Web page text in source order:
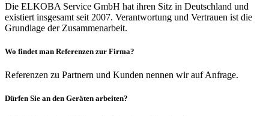
Die ELKOBA Service GmbH hat ihren Sitz in Deutschland und
existiert insgesamt seit 2007. Verantwortung und Vertrauen ist die
Grundlage der Zusammenarbeit.
Wo findet man Referenzen zur Firma?
Referenzen zu Partnern und Kunden nennen wir auf Anfrage.
Dürfen Sie an den Geräten arbeiten?